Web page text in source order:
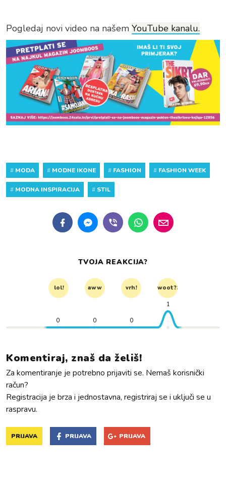
Pogledaj novi video na našem YouTube kanalu.
# MODA # MODNE IKONE # FASHION # FASHION WEEK
# MODNA INSPIRACIJA # STIL
TVOJA REAKCIJA?
lol! aww vrh! woot?!
0 0 0
1
Komentiraj, znaš da želiš!
Za komentiranje je potrebno prijaviti se. Nemaš korisnički
račun?
Registracija je brza i jednostavna, registriraj se i uključi se u
raspravu.
PRIJAVA PRIJAVA PRIJAVA